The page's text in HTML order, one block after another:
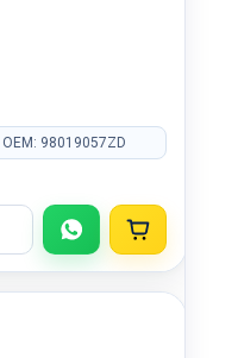
OEM: 98019057ZD